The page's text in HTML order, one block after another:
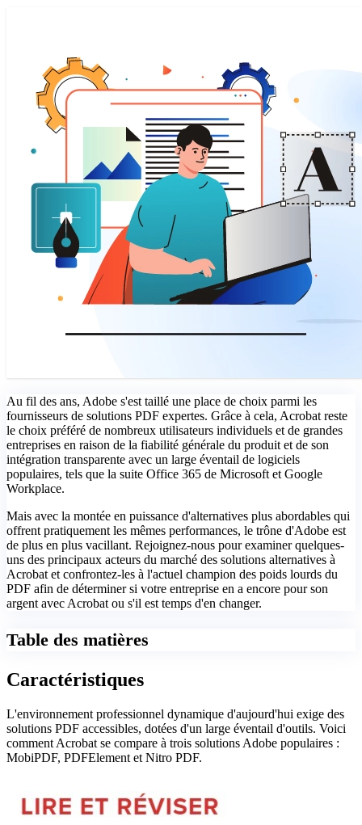
Au fil des ans, Adobe s'est taillé une place de choix parmi les
fournisseurs de solutions PDF expertes. Grâce à cela, Acrobat reste
le choix préféré de nombreux utilisateurs individuels et de grandes
entreprises en raison de la fiabilité générale du produit et de son
intégration transparente avec un large éventail de logiciels
populaires, tels que la suite Office 365 de Microsoft et Google
Workplace.
Mais avec la montée en puissance d'alternatives plus abordables qui
offrent pratiquement les mêmes performances, le trône d'Adobe est
de plus en plus vacillant. Rejoignez-nous pour examiner quelques-
uns des principaux acteurs du marché des solutions alternatives à
Acrobat et confrontez-les à l'actuel champion des poids lourds du
PDF afin de déterminer si votre entreprise en a encore pour son
argent avec Acrobat ou s'il est temps d'en changer.
Table des matières
Caractéristiques
L'environnement professionnel dynamique d'aujourd'hui exige des
solutions PDF accessibles, dotées d'un large éventail d'outils. Voici
comment Acrobat se compare à trois solutions Adobe populaires :
MobiPDF, PDFElement et Nitro PDF.